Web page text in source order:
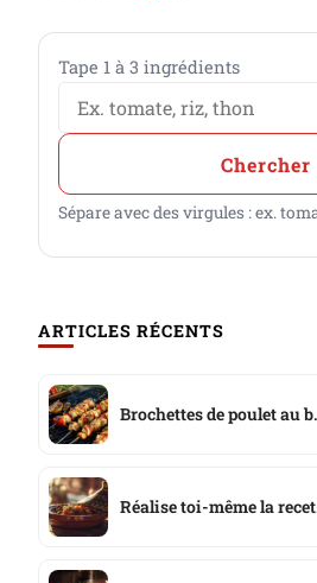
Trouve une
Tape 1 à 3 ingrédients
Chercher
Sépare avec des virgules : ex.
ARTICLES RÉCENTS
Brochettes de poulet au
Réalise toi-même la